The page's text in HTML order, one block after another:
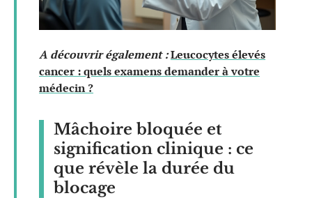
A découvrir également :Leucocytes élevés
cancer : quels examens demander à votre
médecin ?
Mâchoire bloquée et
signification clinique : ce
que révèle la durée du
blocage